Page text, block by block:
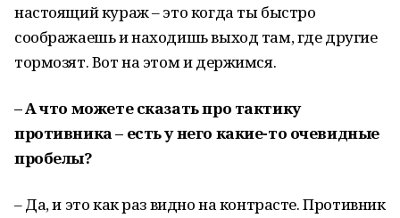
настоящий кураж – это когда ты быстро
соображаешь и находишь выход там, где другие
тормозят. Вот на этом и держимся.
– А что можете сказать про тактику
противника – есть у него какие-то очевидные
пробелы?
– Да, и это как раз видно на контрасте. Противник